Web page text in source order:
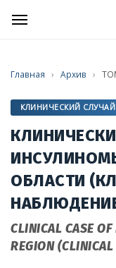
Главная › Архив ›
КЛИНИЧЕСКИЙ СЛУЧАЙ
ОБЛАСТИ
CLINICAL CASE
REGION